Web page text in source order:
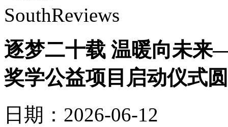
逐梦二十载 温暖向未来
奖学公益项目启动仪式
日期：2026-06-12